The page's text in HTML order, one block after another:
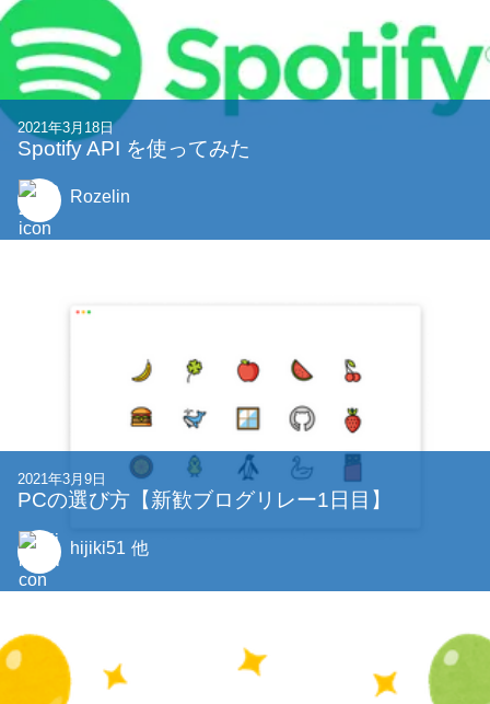
2021年3月18日
Spotify API を使ってみた
Rozelin
2021年3月9日
PCの選び方【新歓ブログリレー1日目】
hijiki51 他